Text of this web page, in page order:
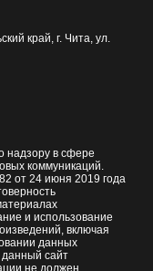
край, г. Чита, ул.
надзору в сфере
коммуникаций.
от 24 июня 2019 года
и использование
включая
данных
сайт
не должен